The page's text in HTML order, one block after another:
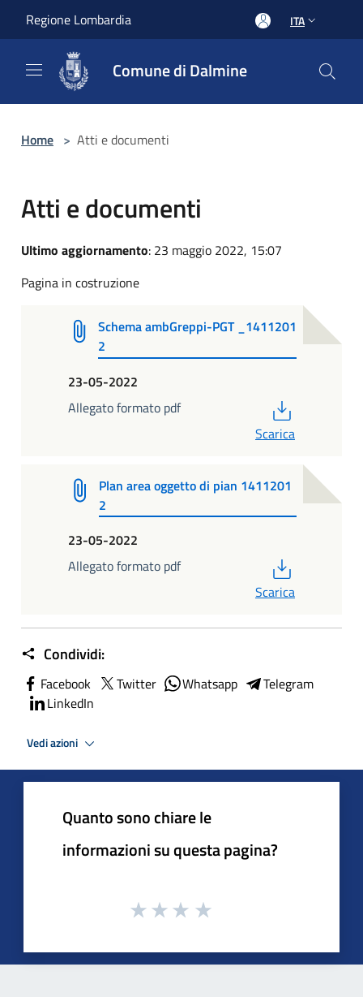
Regione Lombardia ITA
Comune di Dalmine
Home > Atti e documenti
Atti e documenti
Ultimo aggiornamento: 23 maggio 2022, 15:07
Pagina in costruzione
Schema ambGreppi-PGT _1411201
2
23-05-2022
Allegato formato pdf
Scarica
Plan area oggetto di pian 1411201
2
23-05-2022
Allegato formato pdf
Scarica
Condividi:
Facebook Twitter Whatsapp
Telegram
LinkedIn
Vedi azioni
Quanto sono chiare le
informazioni su questa pagina?